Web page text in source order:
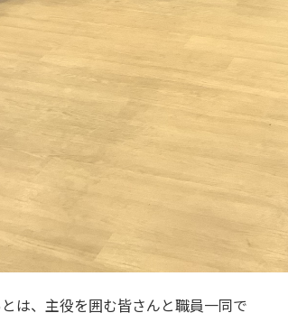
は、主役を囲む皆さんと職員一同で